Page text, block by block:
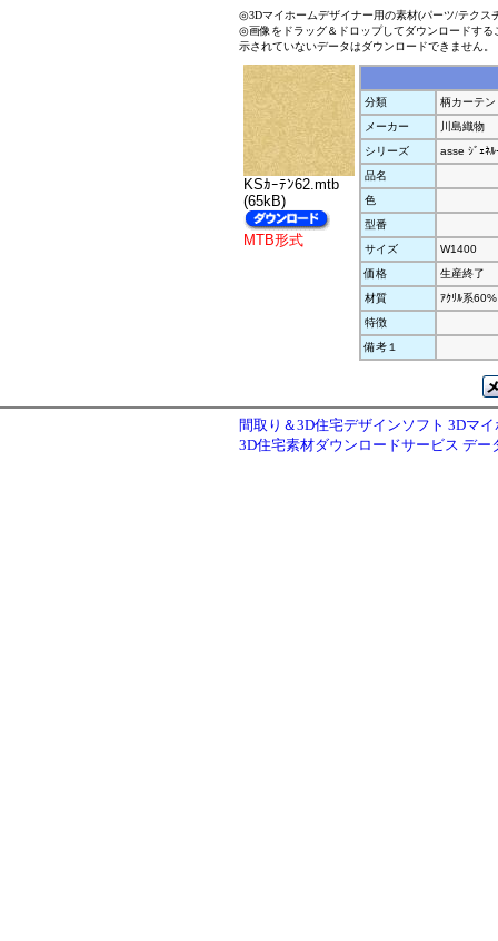
◎3Dマイホームデザイナー用の素材(パーツ/テクス
◎画像をドラッグ＆ドロップしてダウンロードす
示されていないデータはダウンロードできません。
KSｶｰﾃﾝ62.mtb
(65kB)
MTB形式
分類
柄カーテン
メーカー
川島織物
シリーズ
asse ｼﾞｪﾈﾙ
品名
色
型番
サイズ
W1400
価格
生産終了
材質
ｱｸﾘﾙ系
特徴
備考１
間取り＆3D住宅デザインソフト 3Dマ
3D住宅素材ダウンロードサービス デー